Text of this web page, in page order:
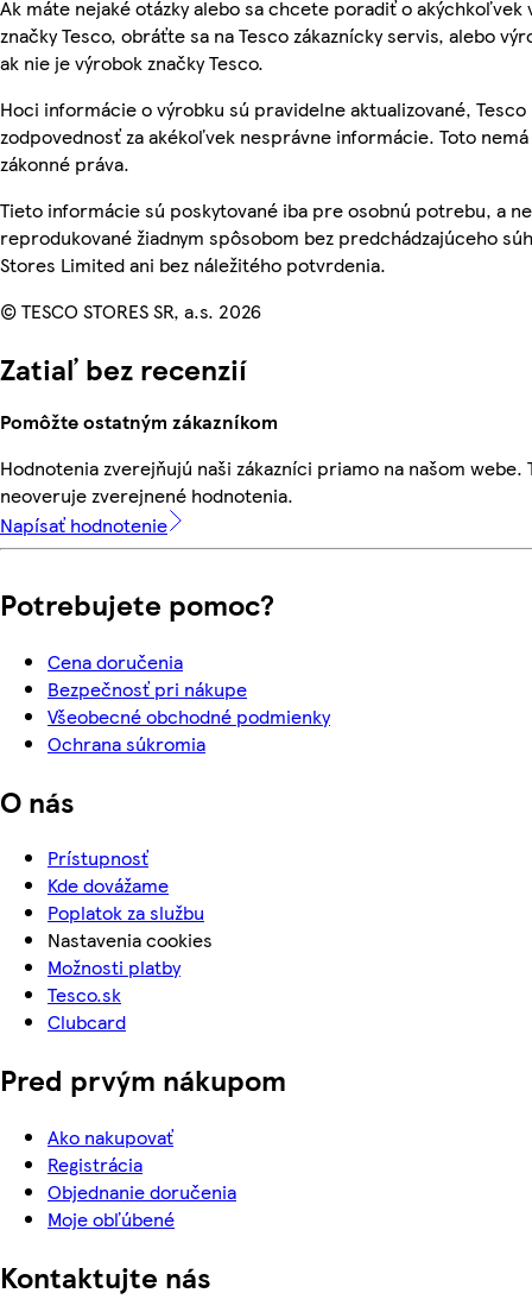
Ak máte nejaké otázky alebo sa chcete poradiť o akýchkoľvek
značky Tesco, obráťte sa na Tesco zákaznícky servis, alebo
ak nie je výrobok značky Tesco.
Hoci informácie o výrobku sú pravidelne aktualizované, Tesco
zodpovednosť za akékoľvek nesprávne informácie. Toto nemá
zákonné práva.
Tieto informácie sú poskytované iba pre osobnú potrebu, a
reprodukované žiadnym spôsobom bez predchádzajúceho
Stores Limited ani bez náležitého potvrdenia.
© TESCO STORES SR, a.s. 2026
Zatiaľ bez recenzií
Pomôžte ostatným zákazníkom
Hodnotenia zverejňujú naši zákazníci priamo na našom webe.
neoveruje zverejnené hodnotenia.
Napísať hodnotenie
Potrebujete pomoc?
Cena doručenia
Bezpečnosť pri nákupe
Všeobecné obchodné podmienky
Ochrana súkromia
O nás
Prístupnosť
Kde dovážame
Poplatok za službu
Nastavenia cookies
Možnosti platby
Tesco.sk
Clubcard
Pred prvým nákupom
Ako nakupovať
Registrácia
Objednanie doručenia
Moje obľúbené
Kontaktujte nás